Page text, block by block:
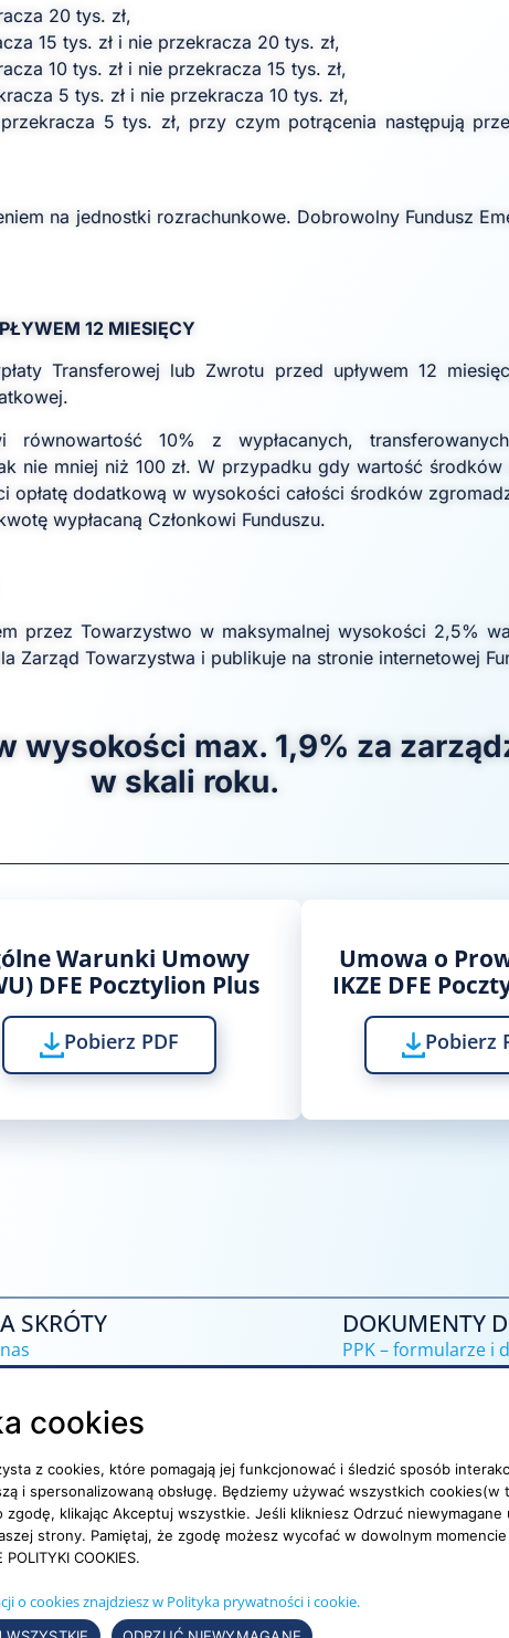
20 tys. zł,
15 tys. zł i nie przekracza 20 tys. zł,
10 tys. zł i nie przekracza 15 tys. zł,
5 tys. zł i nie przekracza 10 tys. zł,
5 tys. zł, przy czym potrącenia następują
na jednostki rozrachunkowe. Dobrowolny Fundusz
12 MIESIĘCY
Transferowej lub Zwrotu przed upływem 12
równowartość 10% z wypłacanych,
nie mniej niż 100 zł. W przypadku gdy wartość
opłatę dodatkową w wysokości całości środków
wypłacaną Członkowi Funduszu.
przez Towarzystwo w maksymalnej wysokości 2,5%
Zarząd Towarzystwa i publikuje na stronie internetowej
wysokości max. 1,9% za
w skali roku.
Warunki Umowy
DFE Pocztylion Plus
Pobierz PDF
Umowa o
IKZE DFE
Pobierz
SKRÓTY
strony
prywatności
social media
DOKUMENTY
PPK – formularze i
cookies
z cookies, które pomagają jej funkcjonować i śledzić sposób
i spersonalizowaną obsługę. Będziemy używać wszystkich
zgodę, klikając Akceptuj wszystkie. Jeśli klikniesz Odrzuć
strony. Pamiętaj, że zgodę możesz wycofać w dowolnym
POLITYKI COOKIES.
o cookies znajdziesz w Polityka prywatności i cookie.